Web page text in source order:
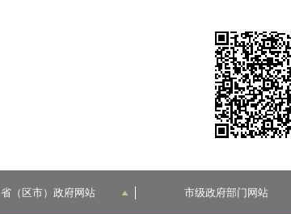
省（区市）政府网站 市级政府部门网站